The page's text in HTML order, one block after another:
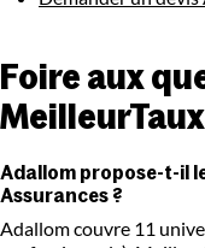
Foire aux
Adallom propose-t-il
Assurances ?
Adallom couvre 11